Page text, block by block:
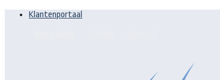
Klantenportaal